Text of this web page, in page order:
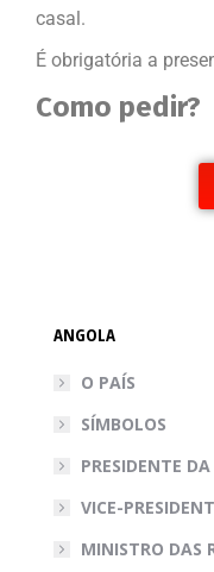
casal.
É obrigatória a
Como pedir?
ANGOLA
O PAÍS
SÍMBOLOS
PRESIDENTE
VICE-
MINISTRO DAS